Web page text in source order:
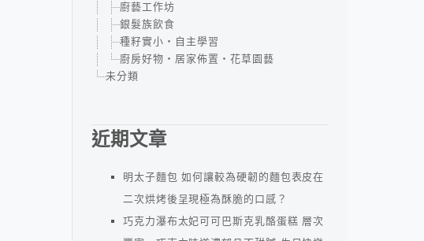
廚藝工作坊
銀髮族飲食
種籽實小‧自主學習
廚房好物‧居家佈置‧花草園藝
未分類
近期文章
明太子麵包 如何讓較為硬韌的麵包表皮在
二次烘烤後呈現極為酥脆的口感？
巧克力瀑布太妃可可巴斯克乳酪蛋糕 層次